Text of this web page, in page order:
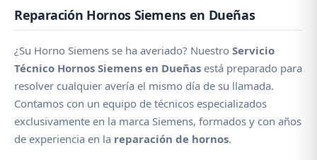
Reparación Hornos Siemens en Dueñas
¿Su Horno Siemens se ha averiado? Nuestro Servicio
Técnico Hornos Siemens en Dueñas está preparado para
resolver cualquier avería el mismo día de su llamada.
Contamos con un equipo de técnicos especializados
exclusivamente en la marca Siemens, formados y con años
de experiencia en la reparación de hornos.